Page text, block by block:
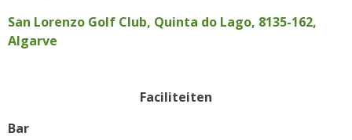
San Lorenzo Golf Club, Quinta do Lago, 8135-162,
Algarve
Faciliteiten
Bar